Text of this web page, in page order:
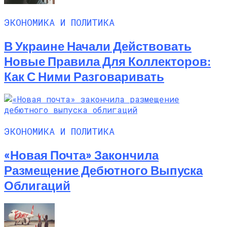
ЭКОНОМИКА И ПОЛИТИКА
В Украине Начали Действовать
Новые Правила Для Коллекторов:
Как С Ними Разговаривать
ЭКОНОМИКА И ПОЛИТИКА
«Новая Почта» Закончила
Размещение Дебютного Выпуска
Облигаций